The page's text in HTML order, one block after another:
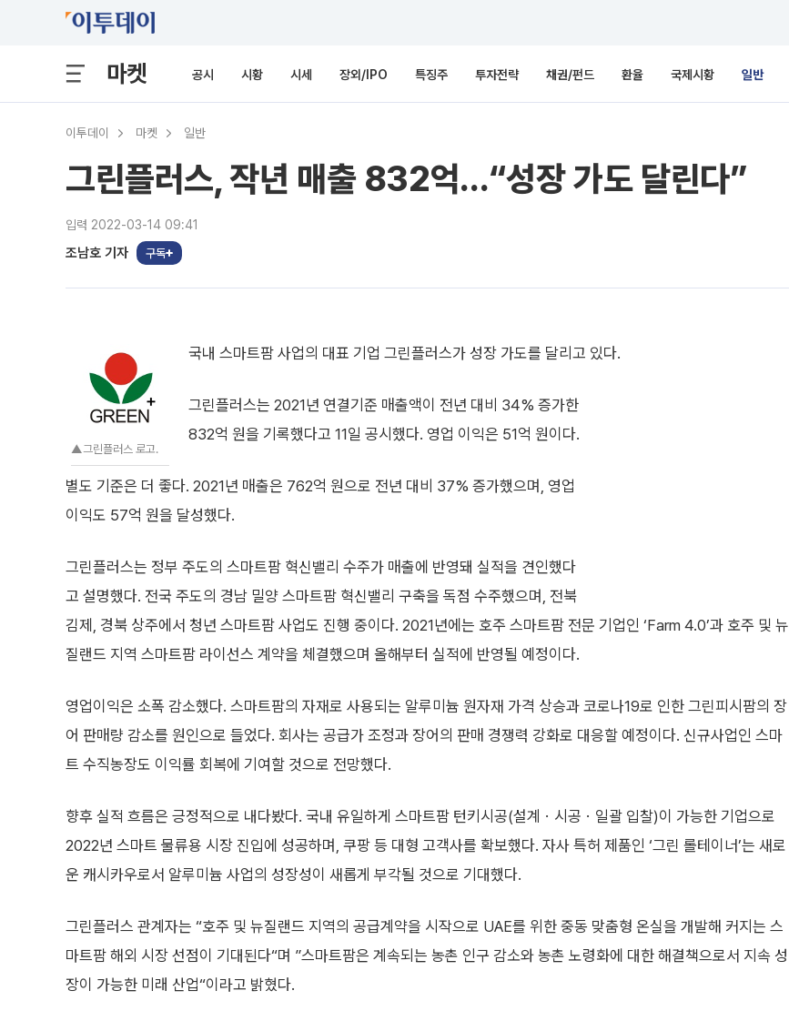
마켓 공시 시황 시세 장외/IPO 특징주 투자전략 채권/펀드 환율 국제시황 일반
이투데이 마켓 일반
그린플러스, 작년 매출 832억…“성장 가도 달린다”
입력 2022-03-14 09:41
조남호 기자 구독
▲그린플러스 로고.
국내 스마트팜 사업의 대표 기업 그린플러스가 성장 가도를 달리고 있다.
그린플러스는 2021년 연결기준 매출액이 전년 대비 34% 증가한
832억 원을 기록했다고 11일 공시했다. 영업 이익은 51억 원이다.
별도 기준은 더 좋다. 2021년 매출은 762억 원으로 전년 대비 37% 증가했으며, 영업
이익도 57억 원을 달성했다.
그린플러스는 정부 주도의 스마트팜 혁신밸리 수주가 매출에 반영돼 실적을 견인했다
고 설명했다. 전국 주도의 경남 밀양 스마트팜 혁신밸리 구축을 독점 수주했으며, 전북
김제, 경북 상주에서 청년 스마트팜 사업도 진행 중이다. 2021년에는 호주 스마트팜 전문 기업인 ‘Farm 4.0’과 호주 및 뉴
질랜드 지역 스마트팜 라이선스 계약을 체결했으며 올해부터 실적에 반영될 예정이다.
영업이익은 소폭 감소했다. 스마트팜의 자재로 사용되는 알루미늄 원자재 가격 상승과 코로나19로 인한 그린피시팜의 장
어 판매량 감소를 원인으로 들었다. 회사는 공급가 조정과 장어의 판매 경쟁력 강화로 대응할 예정이다. 신규사업인 스마
트 수직농장도 이익률 회복에 기여할 것으로 전망했다.
향후 실적 흐름은 긍정적으로 내다봤다. 국내 유일하게 스마트팜 턴키시공(설계ㆍ시공ㆍ일괄 입찰)이 가능한 기업으로
2022년 스마트 물류용 시장 진입에 성공하며, 쿠팡 등 대형 고객사를 확보했다. 자사 특허 제품인 ‘그린 롤테이너’는 새로
운 캐시카우로서 알루미늄 사업의 성장성이 새롭게 부각될 것으로 기대했다.
그린플러스 관계자는 “호주 및 뉴질랜드 지역의 공급계약을 시작으로 UAE를 위한 중동 맞춤형 온실을 개발해 커지는 스
마트팜 해외 시장 선점이 기대된다“며 ”스마트팜은 계속되는 농촌 인구 감소와 농촌 노령화에 대한 해결책으로서 지속 성
장이 가능한 미래 산업“이라고 밝혔다.